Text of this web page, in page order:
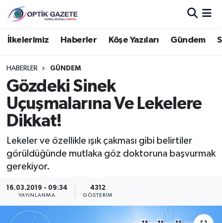
İlkelerimiz Haberler Köşe Yazıları Gündem
HABERLER GÜNDEM
Gözdeki Sinek
Uçuşmalarına Ve Lekelere
Dikkat!
Lekeler ve özellikle ışık çakması gibi belirtiler
görüldüğünde mutlaka göz doktoruna başvurmak
gerekiyor.
16.03.2019 - 09:34
YAYINLANMA
4312
GÖSTERIM
Nöbetçi Eczaneler
Hava Durumu
İstanbul Namaz Vakitleri
Trafik Durumu
Süper Lig Puan Durumu ve Fikstür
Tüm Manşetler
Son Dakika Haberleri
Haber Arşivi